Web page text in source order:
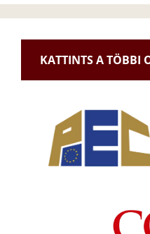
KATTINTS A TÖBBI